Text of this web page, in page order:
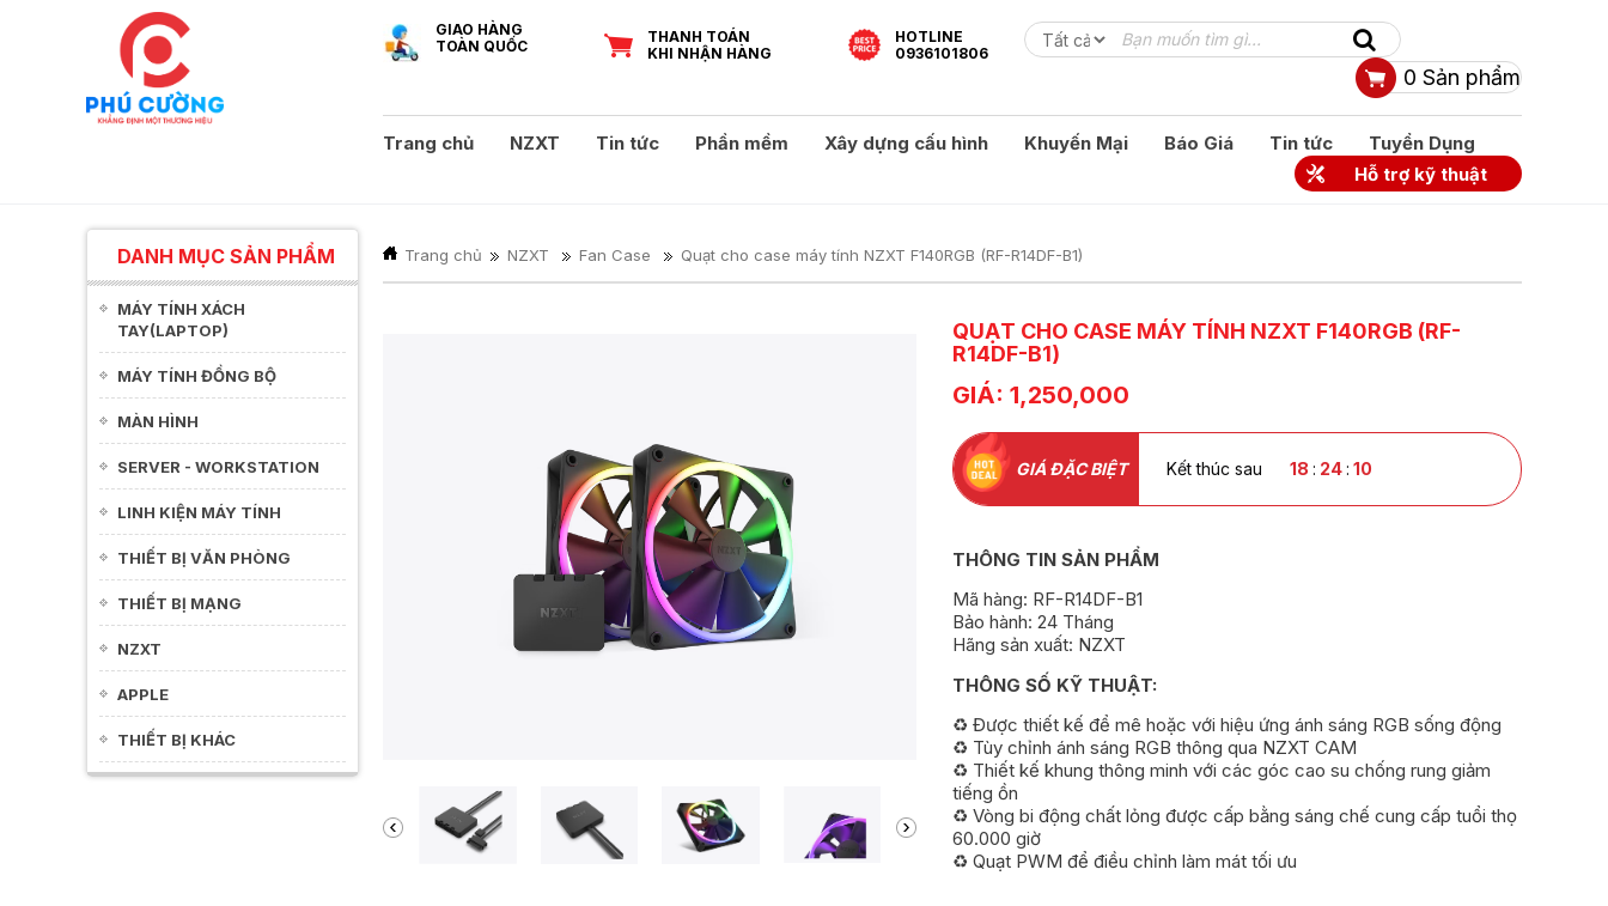
GIAO HÀNG
TOÀN QUỐC
THANH TOÁN
KHI NHẬN HÀNG
HOTLINE
0936101806
0 Sản phẩm
Trang chủ NZXT Tin tức Phần mềm Xây dựng cấu hình Khuyến Mại Báo Giá Tin tức
Tuyển Dụng
Hỗ trợ kỹ thuật
DANH MỤC SẢN PHẨM
MÁY TÍNH XÁCH
TAY(LAPTOP)
MÁY TÍNH ĐỒNG BỘ
MÀN HÌNH
SERVER - WORKSTATION
LINH KIỆN MÁY TÍNH
THIẾT BỊ VĂN PHÒNG
THIẾT BỊ MẠNG
NZXT
APPLE
THIẾT BỊ KHÁC
Trang chủ NZXT Fan Case Quạt cho case máy tính NZXT F140RGB (RF-R14DF-B1)
QUẠT CHO CASE MÁY TÍNH NZXT F140RGB (RF-
R14DF-B1)
GIÁ: 1,250,000
GIÁ ĐẶC BIỆT Kết thúc sau 18 : 24 : 09
THÔNG TIN SẢN PHẨM
Mã hàng: RF-R14DF-B1
Bảo hành: 24 Tháng
Hãng sản xuất: NZXT
THÔNG SỐ KỸ THUẬT:
♻️ Được thiết kế để mê hoặc với hiệu ứng ánh sáng RGB sống động
♻️ Tùy chỉnh ánh sáng RGB thông qua NZXT CAM
♻️ Thiết kế khung thông minh với các góc cao su chống rung giảm
tiếng ồn
♻️ Vòng bi động chất lỏng được cấp bằng sáng chế cung cấp tuổi thọ
60.000 giờ
♻️ Quạt PWM để điều chỉnh làm mát tối ưu